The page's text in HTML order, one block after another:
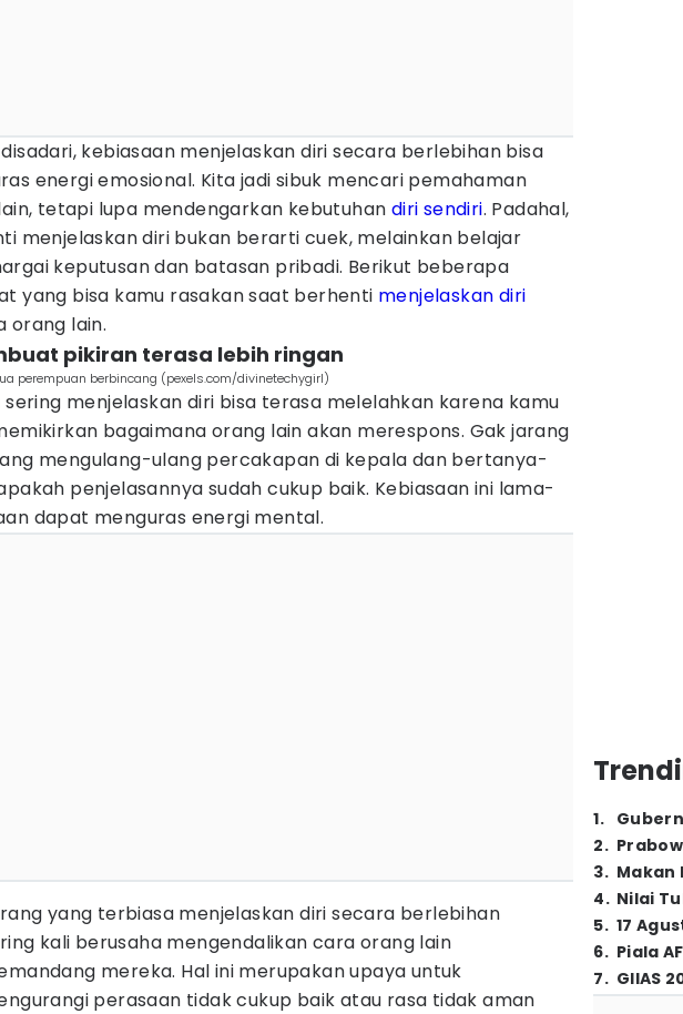
kebiasaan menjelaskan diri secara berlebihan bisa
energi emosional. Kita jadi sibuk mencari pemahaman
tetapi lupa mendengarkan kebutuhan diri sendiri. Padahal,
menjelaskan diri bukan berarti cuek, melainkan belajar
keputusan dan batasan pribadi. Berikut beberapa
yang bisa kamu rasakan saat berhenti menjelaskan diri
orang lain.
pikiran terasa lebih ringan
perempuan berbincang (pexels.com/divinetechygirl)
sering menjelaskan diri bisa terasa melelahkan karena kamu
bagaimana orang lain akan merespons. Gak jarang
mengulang-ulang percakapan di kepala dan bertanya-
penjelasannya sudah cukup baik. Kebiasaan ini lama-
dapat menguras energi mental.
yang terbiasa menjelaskan diri secara berlebihan
kali berusaha mengendalikan cara orang lain
mereka. Hal ini merupakan upaya untuk
perasaan tidak cukup baik atau rasa tidak aman
1.
2.
3. Makan
4. Nilai
5. 17
6. Piala
7. GIIAS